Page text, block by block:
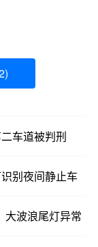
必须全程关注
险时要第一时
造成3人遇难
不到位等诸
适应巡航这类
)
车道被判刑
别夜间静止车
大波浪尾灯异常